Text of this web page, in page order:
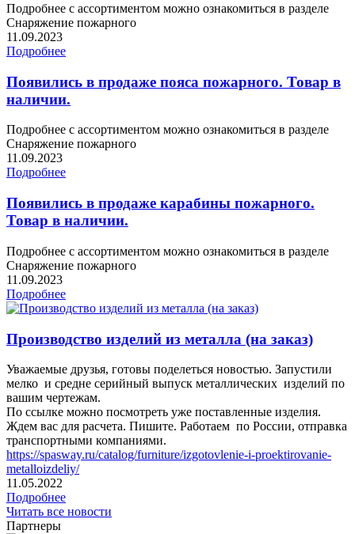
Подробнее с ассортиментом можно ознакомиться в разделе
Снаряжение пожарного
11.09.2023
Подробнее
Появились в продаже пояса пожарного. Товар в
наличии.
Подробнее с ассортиментом можно ознакомиться в разделе
Снаряжение пожарного
11.09.2023
Подробнее
Появились в продаже карабины пожарного.
Товар в наличии.
Подробнее с ассортиментом можно ознакомиться в разделе
Снаряжение пожарного
11.09.2023
Подробнее
Производство изделий из металла (на заказ)
Уважаемые друзья, готовы поделеться новостью. Запустили
мелко и средне серийный выпуск металлических изделий по
вашим чертежам.
По ссылке можно посмотреть уже поставленные изделия.
Ждем вас для расчета. Пишите. Работаем по России, отправка
транспортными компаниями.
https://spasway.ru/catalog/furniture/izgotovlenie-i-proektirovanie-
metalloizdeliy/
11.05.2022
Подробнее
Читать все новости
Партнеры